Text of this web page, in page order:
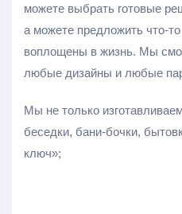
можете выбрать готовые
а можете предложить что-
воплощены в жизнь. Мы
любые дизайны и любые
Мы не только
беседки, бани-бочки,
ключ»;